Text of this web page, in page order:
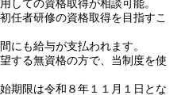
しての資格取得が相談可能。
任者研修の資格取得を目指すこ
にも給与が支払われます。
する無資格の方で、当制度を使
期限は令和８年１１月１日とな